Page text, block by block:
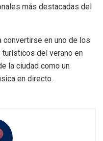
más destacadas del
en uno de los
del verano en
la ciudad como un
en directo.